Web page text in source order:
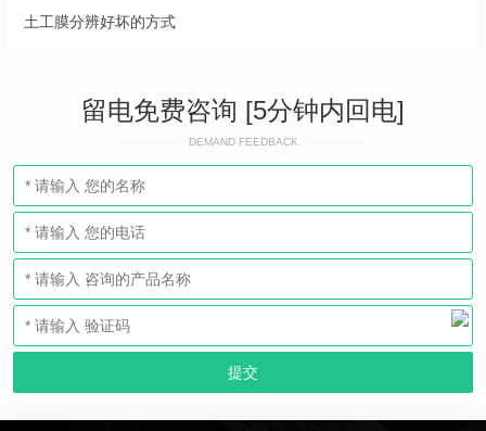
土工膜分辨好坏的方式
留电免费咨询 [5分钟内回电]
DEMAND FEEDBACK